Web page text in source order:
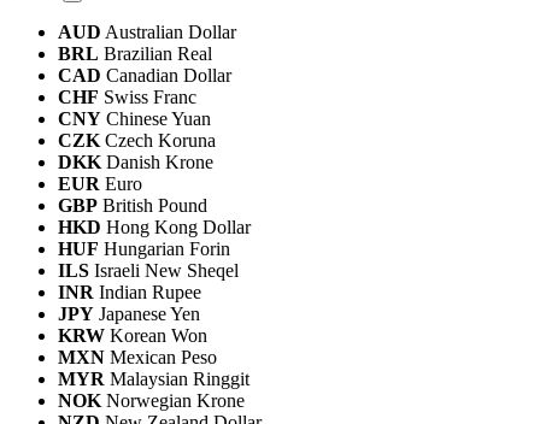
AUD Australian Dollar
BRL Brazilian Real
CAD Canadian Dollar
CHF Swiss Franc
CNY Chinese Yuan
CZK Czech Koruna
DKK Danish Krone
EUR Euro
GBP British Pound
HKD Hong Kong Dollar
HUF Hungarian Forin
ILS Israeli New Sheqel
INR Indian Rupee
JPY Japanese Yen
KRW Korean Won
MXN Mexican Peso
MYR Malaysian Ringgit
NOK Norwegian Krone